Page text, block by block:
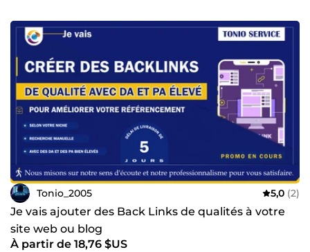
Tonio_2005 5,0 (2)
Je vais ajouter des Back Links de qualités à votre
site web ou blog
À partir de 18,76 $US